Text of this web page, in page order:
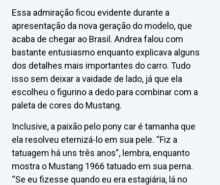
Essa admiração ficou evidente durante a
apresentação da nova geração do modelo, que
acaba de chegar ao Brasil. Andrea falou com
bastante entusiasmo enquanto explicava alguns
dos detalhes mais importantes do carro. Tudo
isso sem deixar a vaidade de lado, já que ela
escolheu o figurino a dedo para combinar com a
paleta de cores do Mustang.
Inclusive, a paixão pelo pony car é tamanha que
ela resolveu eternizá-lo em sua pele. “Fiz a
tatuagem há uns três anos”, lembra, enquanto
mostra o Mustang 1966 tatuado em sua perna.
“Se eu fizesse quando eu era estagiária, lá no